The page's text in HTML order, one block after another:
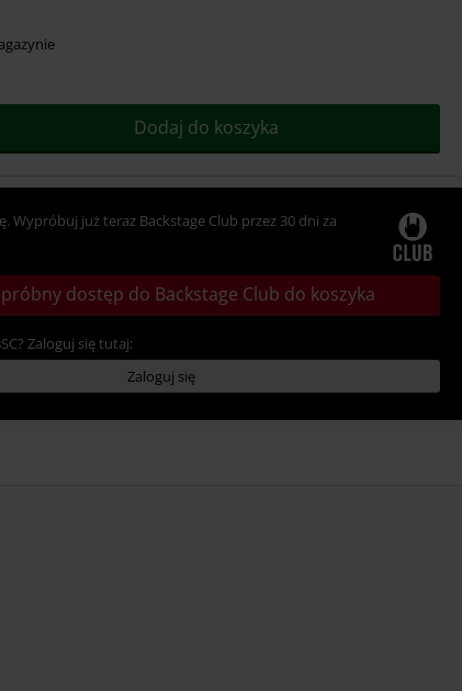
Dodaj do koszyka
Wypróbuj już teraz Backstage Club przez 30 dni za
dostęp do Backstage Club do koszyka
Zaloguj się tutaj:
Zaloguj się